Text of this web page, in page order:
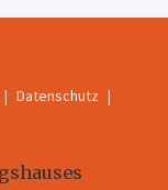
Datenschutz